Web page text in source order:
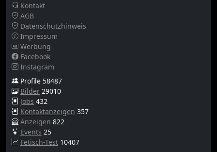
Kontakt
AGB
Datenschutzhinweis
Impressum
Werbung
Facebook
Instagram
Profile 58487
Bilder 29010
Jobs 432
Kontaktanzeigen 357
Anzeigen 822
Events 25
Fetisch-Test 10407